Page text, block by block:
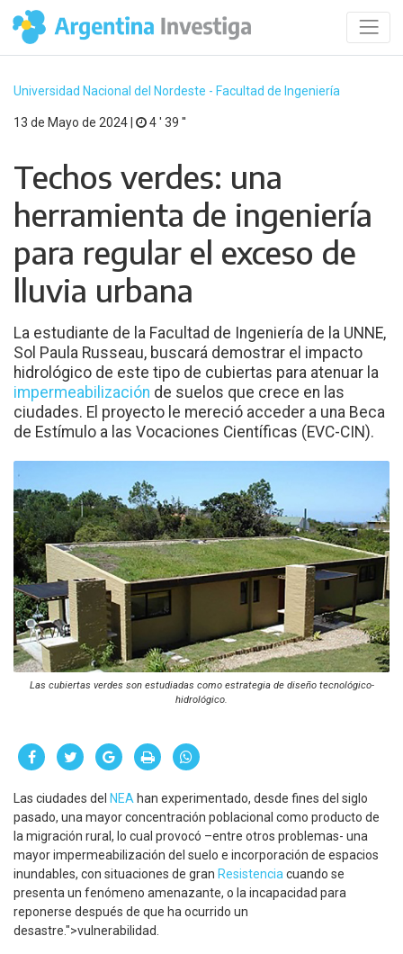
Universidad Nacional del Nordeste - Facultad de Ingeniería
13 de Mayo de 2024 | 4 ′ 39 ′′
Techos verdes: una
herramienta de ingeniería
para regular el exceso de
lluvia urbana
La estudiante de la Facultad de Ingeniería de la UNNE,
Sol Paula Russeau, buscará demostrar el impacto
hidrológico de este tipo de cubiertas para atenuar la
impermeabilización de suelos que crece en las
ciudades. El proyecto le mereció acceder a una Beca
de Estímulo a las Vocaciones Científicas (EVC-CIN).
Las cubiertas verdes son estudiadas como estrategia de diseño tecnológico-
hidrológico.
Las ciudades del NEA han experimentado, desde fines del siglo
pasado, una mayor concentración poblacional como producto de
la migración rural, lo cual provocó –entre otros problemas- una
mayor impermeabilización del suelo e incorporación de espacios
inundables, con situaciones de gran Resistencia cuando se
presenta un fenómeno amenazante, o la incapacidad para
reponerse después de que ha ocurrido un
desastre.">vulnerabilidad.